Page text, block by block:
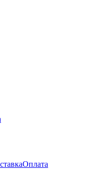
Оплата